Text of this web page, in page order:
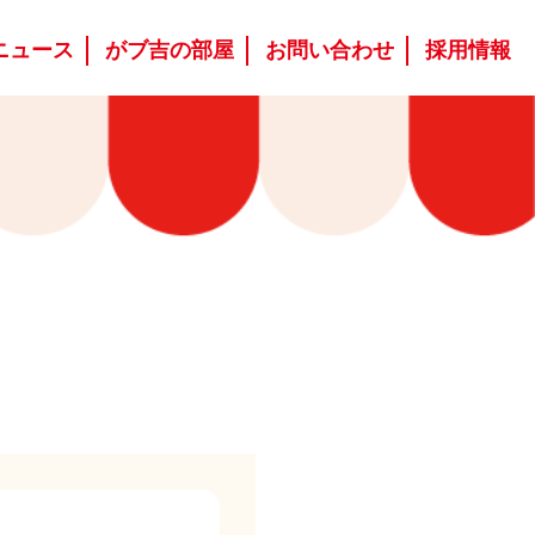
ュース がブ吉の部屋 お問い合わせ 採用情報